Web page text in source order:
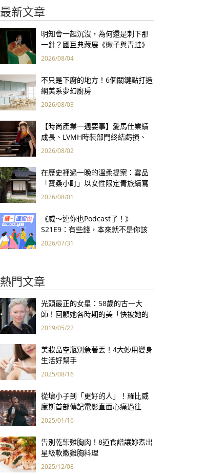
最新文章
明知會一起沉沒，為何還是刺下那
一針？國巨典藏展《蠍子與青蛙》
用66件名作拷問人性
2026/08/04
不只是下廚的地方！6個關鍵點打造
網美系夢幻廚房
2026/08/03
【時尚產業一週要事】愛馬仕業績
成長、LVMH時裝部門終結虧損、
Kering轉型策略初現成效、Prada
2026/08/02
在歷史裡過一晚的溫柔提案：雲品
「寶桑小町」以女性限定青旅續寫
台東老屋記憶
2026/08/01
《威～連你也Podcast了！》
S21E9：有些錢，本來就不是你該
賺的——讀《一個投機者的告白》
2026/07/31
熱門文章
光頭最正的女星：58歲的古一大
師！回顧她各時期的美「快被她的
空靈給吸進去了！」
2019/05/22
美妝品空瓶別急著丟！4大妙用變身
生活好幫手
2025/08/16
從壞小子到「更好的人」！羅比威
廉斯首部傳記電影直面心痛過往
「這情節」每每讓他心碎
2025/01/16
告別乾柴雞胸肉！8道食譜讓妳煮出
星級軟嫩雞胸料理
2025/12/08